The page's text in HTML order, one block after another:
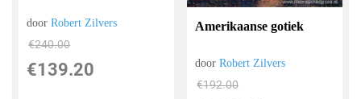
doorRobert Zilvers
€240.00
€139.20
Amerikaanse gotiek
doorRobert Zilvers
€192.00